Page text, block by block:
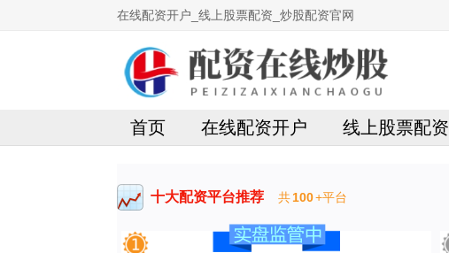
在线配资开户_线上股票配资_炒股配资官网
首页 在线配资开户 线上股票配资
十大配资平台推荐 共100+平台